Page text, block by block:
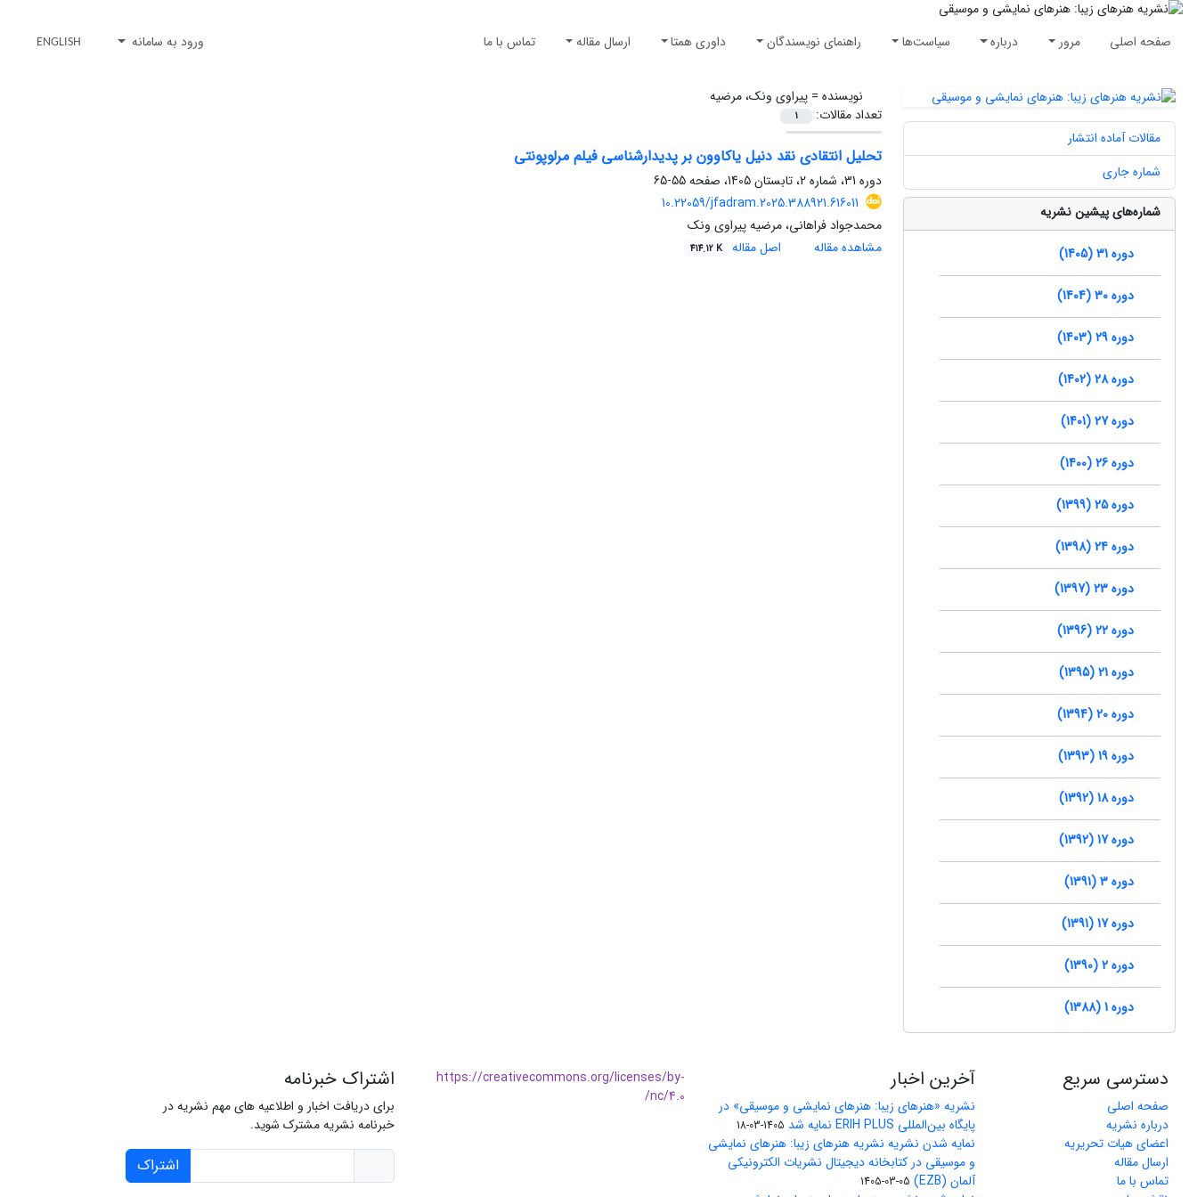
صفحه اصلی مرور درباره سیاست‌ها راهنمای نویسندگان داوری همتا ارسال مقاله تماس با ما ورود به سامانه ENGLISH
نویسنده =پیراوی ونک، مرضیه
تعداد مقالات:
1
تحلیل انتقادی نقد دنیل یاکاوون بر پدیدارشناسی فیلم مرلوپونتی
دوره 31، شماره 2، تابستان 1405، صفحه
55-65
10.22059/jfadram.2025.388921.616011
محمدجواد فراهانی، مرضیه پیراوی ونک
مشاهده مقاله
اصل مقاله 414.12 K
مقالات آماده انتشار
شماره جاری
شماره‌های پیشین نشریه
دوره 31 (1405)
دوره 30 (1404)
دوره 29 (1403)
دوره 28 (1402)
دوره 27 (1401)
دوره 26 (1400)
دوره 25 (1399)
دوره 24 (1398)
دوره 23 (1397)
دوره 22 (1396)
دوره 21 (1395)
دوره 20 (1394)
دوره 19 (1393)
دوره 18 (1392)
دوره 17 (1392)
دوره 3 (1391)
دوره 17 (1391)
دوره 2 (1390)
دوره 1 (1388)
دسترسی سریع
صفحه اصلی
درباره نشریه
اعضای هیات تحریریه
ارسال مقاله
تماس با ما
آخرین اخبار
نشریه «هنرهای زیبا: هنرهای نمایشی و موسیقی» در
پایگاه بین‌المللی ERIH PLUS نمایه شد
1405-03-18
نمایه شدن نشریه نشریه هنرهای زیبا: هنرهای نمایشی
و موسیقی در کتابخانه دیجیتال نشریات الکترونیکی
آلمان (EZB)
1405-03-05
https://creativecommons.org/licenses/by-
nc/4.0/
اشتراک خبرنامه
برای دریافت اخبار و اطلاعیه های مهم نشریه در
خبرنامه نشریه مشترک شوید.
اشتراک